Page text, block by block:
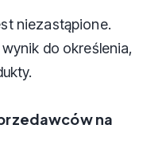
niezastąpione.
do określenia,
na